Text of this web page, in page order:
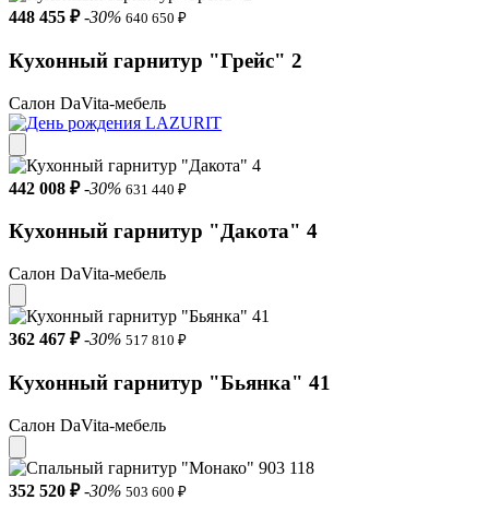
448 455 ₽ -30% 640 650 ₽
Кухонный гарнитур "Грейс" 2
Салон DaVita-мебель
442 008 ₽ -30% 631 440 ₽
Кухонный гарнитур "Дакота" 4
Салон DaVita-мебель
362 467 ₽ -30% 517 810 ₽
Кухонный гарнитур "Бьянка" 41
Салон DaVita-мебель
352 520 ₽ -30% 503 600 ₽